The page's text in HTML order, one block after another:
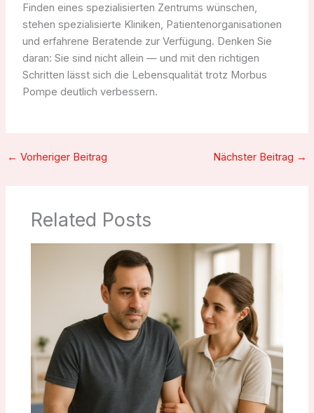
Finden eines spezialisierten Zentrums wünschen,
stehen spezialisierte Kliniken, Patientenorganisationen
und erfahrene Beratende zur Verfügung. Denken Sie
daran: Sie sind nicht allein — und mit den richtigen
Schritten lässt sich die Lebensqualität trotz Morbus
Pompe deutlich verbessern.
← Vorheriger Beitrag Nächster Beitrag →
Related Posts